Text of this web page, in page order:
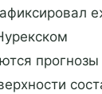
прогнозы